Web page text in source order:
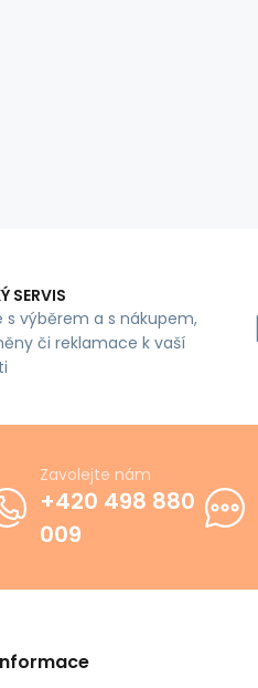
SERVIS
s výběrem a s nákupem,
či reklamace k vaší
Zavolejte nám
+420 498 880
009